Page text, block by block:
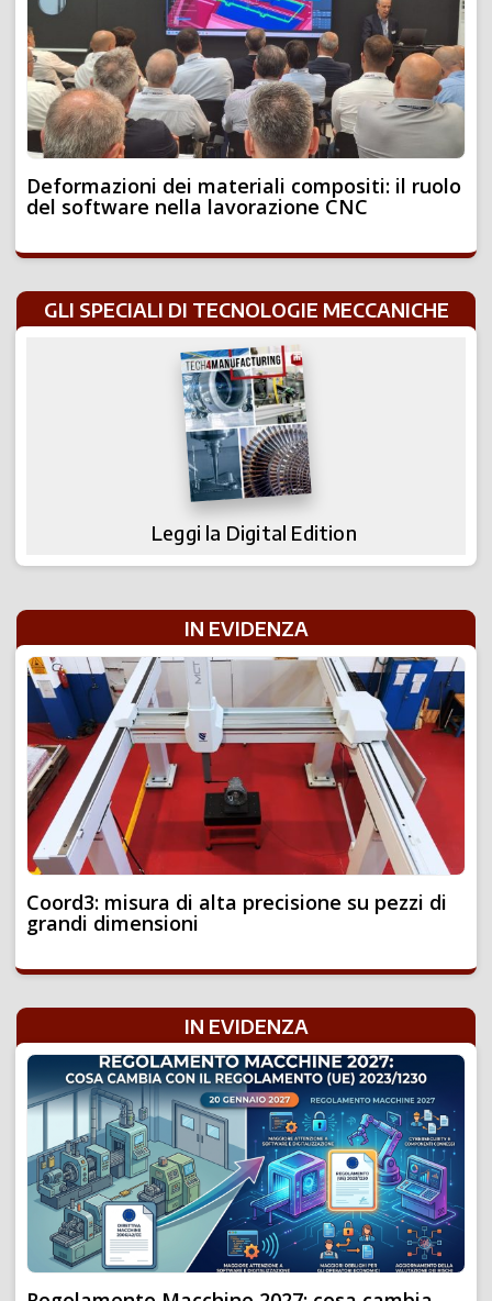
Deformazioni dei materiali compositi: il ruolo
del software nella lavorazione CNC
GLI SPECIALI DI TECNOLOGIE MECCANICHE
Leggi la Digital Edition
IN EVIDENZA
Coord3: misura di alta precisione su pezzi di
grandi dimensioni
IN EVIDENZA